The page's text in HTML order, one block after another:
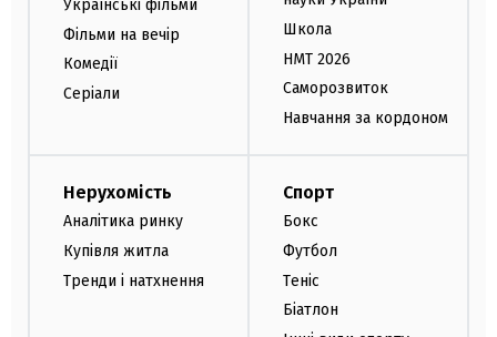
Українські фільми
Фільми на вечір
Комедії
Серіали
Школа
НМТ 2026
Саморозвиток
Навчання за кордоном
Нерухомість
Аналітика ринку
Купівля житла
Тренди і натхнення
Спорт
Бокс
Футбол
Теніс
Біатлон